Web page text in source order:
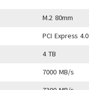
M.2 80mm
PCI Express 4.0
4 TB
7000 MB/s